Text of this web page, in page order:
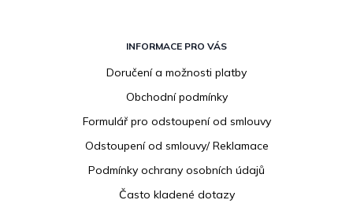
INFORMACE PRO VÁS
Doručení a možnosti platby
Obchodní podmínky
Formulář pro odstoupení od smlouvy
Odstoupení od smlouvy/ Reklamace
Podmínky ochrany osobních údajů
Často kladené dotazy